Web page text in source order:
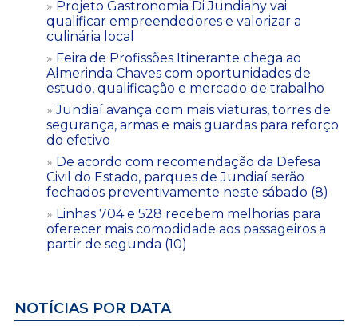
Projeto Gastronomia Di Jundiahy vai
qualificar empreendedores e valorizar a
culinária local
Feira de Profissões Itinerante chega ao
Almerinda Chaves com oportunidades de
estudo, qualificação e mercado de trabalho
Jundiaí avança com mais viaturas, torres de
segurança, armas e mais guardas para reforço
do efetivo
De acordo com recomendação da Defesa
Civil do Estado, parques de Jundiaí serão
fechados preventivamente neste sábado (8)
Linhas 704 e 528 recebem melhorias para
oferecer mais comodidade aos passageiros a
partir de segunda (10)
NOTÍCIAS POR DATA